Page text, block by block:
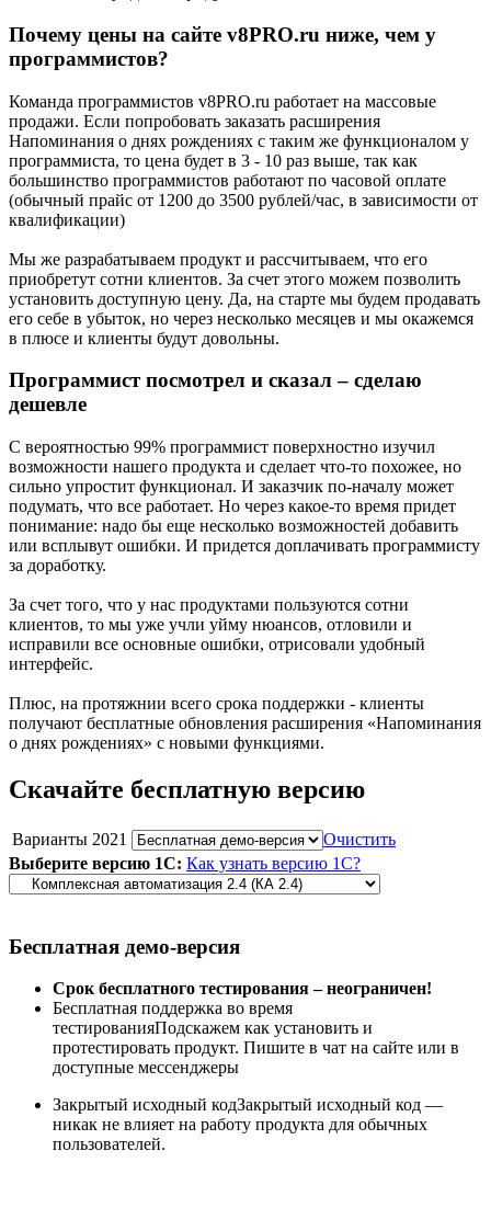
Почему цены на сайте v8PRO.ru ниже, чем у
программистов?
Команда программистов v8PRO.ru работает на массовые
продажи. Если попробовать заказать расширения
Напоминания о днях рождениях с таким же функционалом у
программиста, то цена будет в 3 - 10 раз выше, так как
большинство программистов работают по часовой оплате
(обычный прайс от 1200 до 3500 рублей/час, в зависимости от
квалификации)
Мы же разрабатываем продукт и рассчитываем, что его
приобретут сотни клиентов. За счет этого можем позволить
установить доступную цену. Да, на старте мы будем продавать
его себе в убыток, но через несколько месяцев и мы окажемся
в плюсе и клиенты будут довольны.
Программист посмотрел и сказал – сделаю
дешевле
С вероятностью 99% программист поверхностно изучил
возможности нашего продукта и сделает что-то похожее, но
сильно упростит функционал. И заказчик по-началу может
подумать, что все работает. Но через какое-то время придет
понимание: надо бы еще несколько возможностей добавить
или всплывут ошибки. И придется доплачивать программисту
за доработку.
За счет того, что у нас продуктами пользуются сотни
клиентов, то мы уже учли уйму нюансов, отловили и
исправили все основные ошибки, отрисовали удобный
интерфейс.
Плюс, на протяжнии всего срока поддержки - клиенты
получают бесплатные обновления расширения «Напоминания
о днях рождениях» с новыми функциями.
Скачайте бесплатную версию
Варианты 2021
Очистить
Выберите версию 1С: Как узнать версию 1С?
Бесплатная демо-версия
Срок бесплатного тестирования – неограничен!
Бесплатная поддержка во время
тестированияПодскажем как установить и
протестировать продукт. Пишите в чат на сайте или в
доступные мессенджеры
Закрытый исходный кодЗакрытый исходный код —
никак не влияет на работу продукта для обычных
пользователей.